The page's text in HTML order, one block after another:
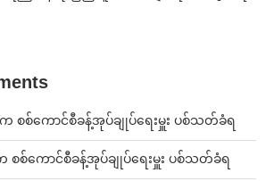
စစ်ကောင်စီခန့်အုပ်ချုပ်ရေးမှူး ပစ်သတ်ခံရ
စ်ကောင်စီခန့်အုပ်ချုပ်ရေးမှူး ပစ်သတ်ခံရ